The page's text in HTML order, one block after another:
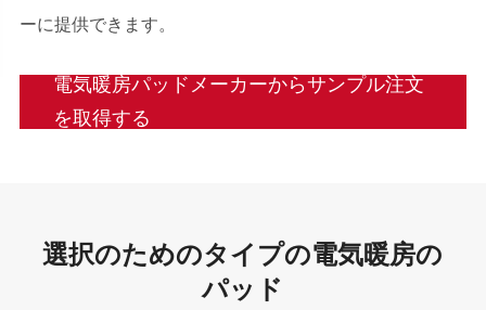
ーに提供できます。
電気暖房パッドメーカーからサンプル注文
を取得する
選択のためのタイプの電気暖房の
パッド